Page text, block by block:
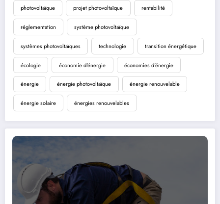
photovoltaïque projet photovoltaïque rentabilité
réglementation système photovoltaïque
systèmes photovoltaïques technologie transition énergétique
écologie économie d'énergie économies d'énergie
énergie énergie photovoltaïque énergie renouvelable
énergie solaire énergies renouvelables